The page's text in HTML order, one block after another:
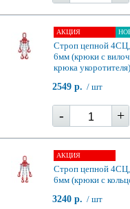
АКЦИЯ
Строп цепной 4СЦ,
6мм (крюки с
крюка укоротителя)
2549 р. / шт
- +
АКЦИЯ
Строп цепной 4СЦ,
6мм (крюки с
3240 р. / шт